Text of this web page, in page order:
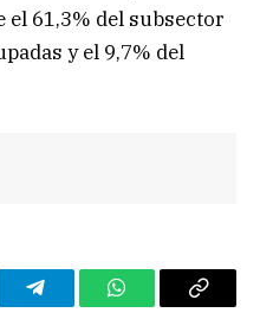
61,3% del subsector
y el 9,7% del
TelegramWhatsAppCopy